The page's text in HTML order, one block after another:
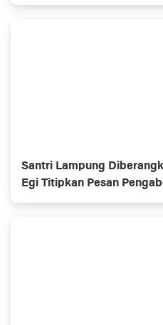
Santri Lampung
Egi Titipkan Pesan